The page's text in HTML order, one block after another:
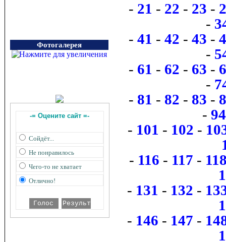
Фотогалерея
-= Оцените сайт =-
Сойдёт...
Не понравилось
Чего-то не хватает
Отлично!
- 21 - 22 - 23 -
-
- 41 - 42 - 43 -
-
- 61 - 62 - 63 -
-
- 81 - 82 - 83 -
- 94
- 101 - 102 -
- 116 - 117 -
- 131 - 132 -
- 146 - 147 -